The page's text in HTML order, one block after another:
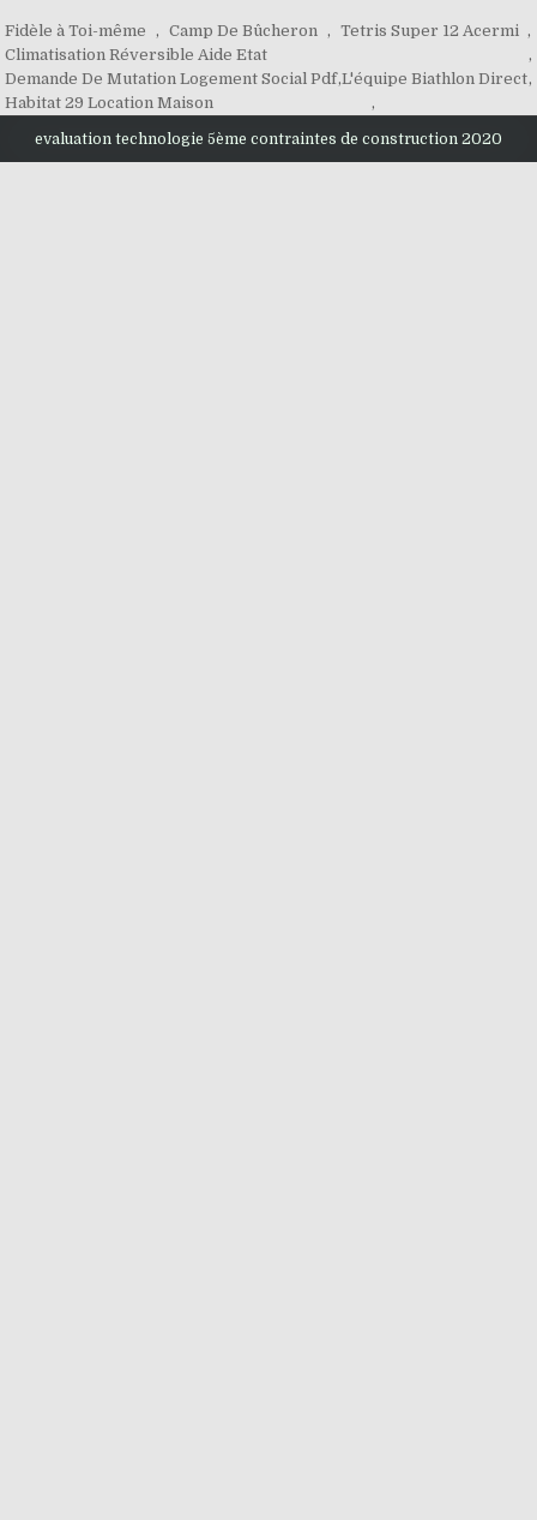
Fidèle à Toi-même , Camp De Bûcheron , Tetris Super 12 Acermi ,
Climatisation Réversible Aide Etat
,
Demande De Mutation Logement Social Pdf,L'équipe Biathlon Direct,
Habitat 29 Location Maison
,
evaluation technologie 5ème contraintes de construction 2020